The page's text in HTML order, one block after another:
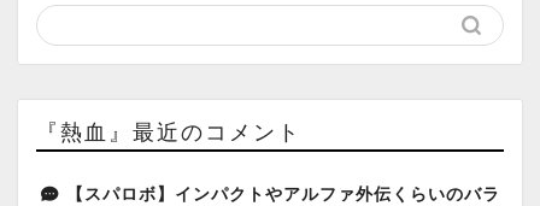
『熱血』最近のコメント
【スパロボ】インパクトやアルファ外伝くらいのバラ